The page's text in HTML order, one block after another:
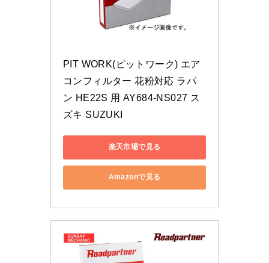
PIT WORK(ピットワーク) エア
コンフィルター 花粉対応 ラパ
ン HE22S 用 AY684-NS027 ス
ズキ SUZUKI
楽天市場で見る
Amazonで見る